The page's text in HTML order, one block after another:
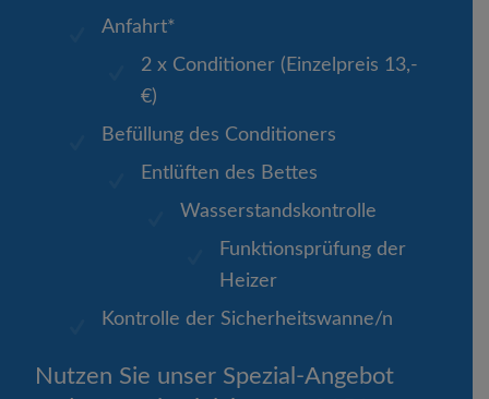
Anfahrt*
2 x Conditioner (Einzelpreis 13,-
€)
Befüllung des Conditioners
Entlüften des Bettes
Wasserstandskontrolle
Funktionsprüfung der
Heizer
Kontrolle der Sicherheitswanne/n
Nutzen Sie unser Spezial-Angebot